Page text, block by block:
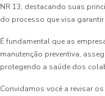
NR 13, destacando suas
do processo que visa
É fundamental que as
manutenção preventiva,
protegendo a saúde dos
Convidamos você a revisar